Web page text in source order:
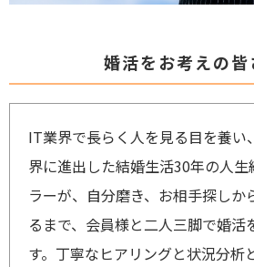
婚活をお考えの皆
IT業界で長らく人を見る目を養い
界に進出した結婚生活30年の人
ラーが、自分磨き、お相手探しか
るまで、会員様と二人三脚で婚活
す。丁寧なヒアリングと状況分析